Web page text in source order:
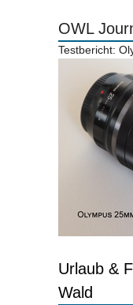
OWL
Testbericht:
Urlaub &
Wald